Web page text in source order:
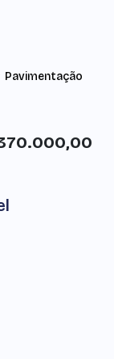
Pavimentação